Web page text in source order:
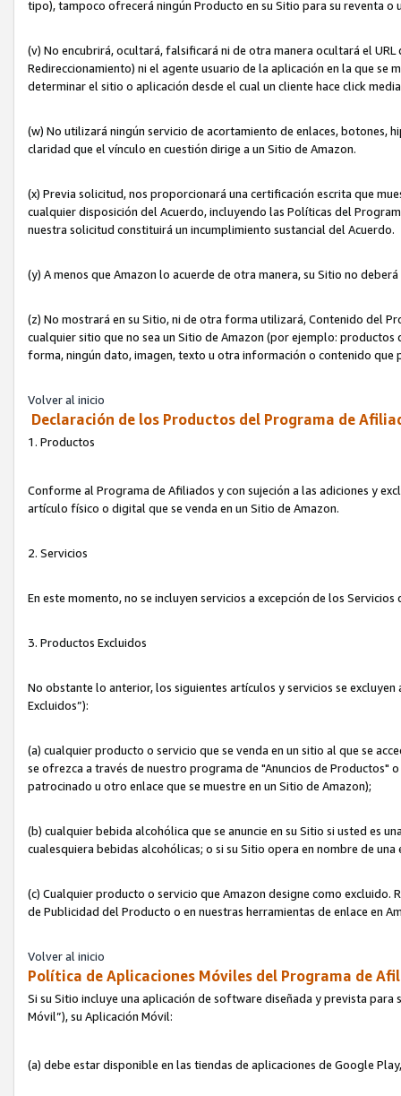
tipo), tampoco ofrecerá ningún Producto en su Sitio para su reventa o
(v) No encubrirá, ocultará, falsificará ni de otra manera ocultará el
Redireccionamiento) ni el agente usuario de la aplicación en la que
determinar el sitio o aplicación desde el cual un cliente hace click
(w) No utilizará ningún servicio de acortamiento de enlaces, botones,
claridad que el vínculo en cuestión dirige a un Sitio de Amazon.
(x) Previa solicitud, nos proporcionará una certificación escrita que
cualquier disposición del Acuerdo, incluyendo las Políticas del
nuestra solicitud constituirá un incumplimiento sustancial del Acuerdo.
(y) A menos que Amazon lo acuerde de otra manera, su Sitio no
(z) No mostrará en su Sitio, ni de otra forma utilizará, Contenido del
cualquier sitio que no sea un Sitio de Amazon (por ejemplo:
forma, ningún dato, imagen, texto u otra información o contenido
Volver al inicio
Declaración de los Productos del Programa de
1. Productos
Conforme al Programa de Afiliados y con sujeción a las adiciones y
artículo físico o digital que se venda en un Sitio de Amazon.
2. Servicios
En este momento, no se incluyen servicios a excepción de los
3. Productos Excluidos
No obstante lo anterior, los siguientes artículos y servicios se
Excluidos”):
(a) cualquier producto o servicio que se venda en un sitio al que se
se ofrezca a través de nuestro programa de "Anuncios de Productos"
patrocinado u otro enlace que se muestre en un Sitio de Amazon);
(b) cualquier bebida alcohólica que se anuncie en su Sitio si usted es
cualesquiera bebidas alcohólicas; o si su Sitio opera en nombre de
(c) Cualquier producto o servicio que Amazon designe como excluido.
de Publicidad del Producto o en nuestras herramientas de enlace en
Volver al inicio
Política de Aplicaciones Móviles del Programa de
Si su Sitio incluye una aplicación de software diseñada y prevista
Móvil”), su Aplicación Móvil:
(a) debe estar disponible en las tiendas de aplicaciones de Google